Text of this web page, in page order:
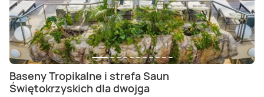
Baseny Tropikalne i strefa Saun
Świętokrzyskich dla dwojga